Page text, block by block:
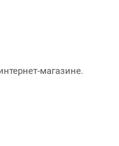
магазине.